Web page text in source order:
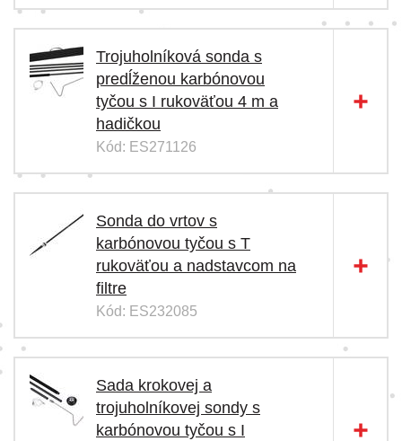
Trojuholníková sonda s
predĺženou karbónovou
tyčou s I rukoväťou 4 m a
hadičkou
Kód: ES271126
Sonda do vrtov s
karbónovou tyčou s T
rukoväťou a nadstavcom na
filtre
Kód: ES232085
Sada krokovej a
trojuholníkovej sondy s
karbónovou tyčou s I